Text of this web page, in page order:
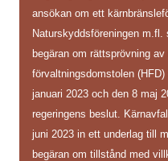
ansökan om ett
Naturskyddsföreningen
begäran om rättsprövning
förvaltningsdomstolen
januari 2023 och den 8 maj
regeringens beslut.
juni 2023 in ett underlag till
begäran om tillstånd med